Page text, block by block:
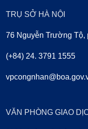
TRỤ SỞ HÀ NỘI
76 Nguyễn Trường
(+84) 24. 3791 1555
VĂN PHÒNG GIAO